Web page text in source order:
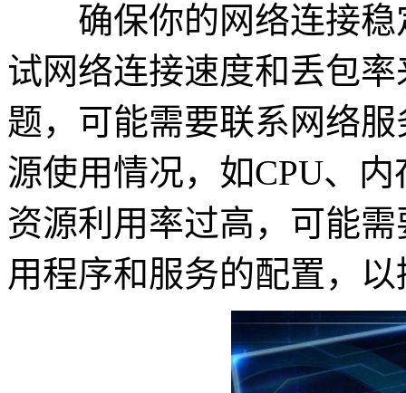
确保你的网络连接稳
试网络连接速度和丢包
题，可能需要联系网络
源使用情况，如CPU、
资源利用率过高，可能
用程序和服务的配置，